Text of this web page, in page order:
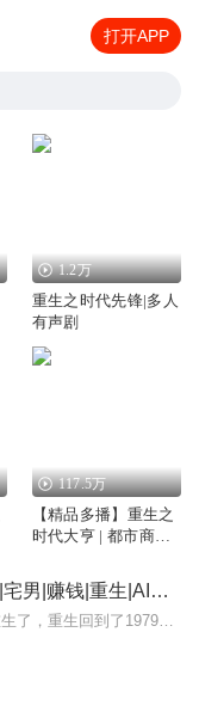
打开APP
1.2万
重生之时代先锋|多人
有声剧
117.5万
【精品多播】重生之
时代大亨 | 都市商战|
重生之时代先锋|都市生活|宅男|赚钱|重生|AI专辑